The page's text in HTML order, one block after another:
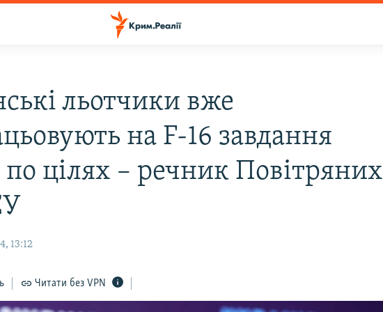
льотчики вже
на F-16 завдання
по цілях – речник Повітряних
13:12
Читати без VPN